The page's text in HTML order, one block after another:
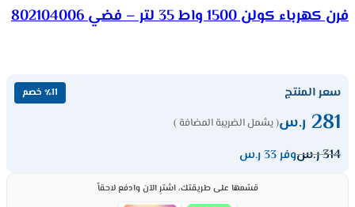
فرن كهرباء كولن 1500 واط 35 لتر – فضي 802104006
سعر المنتج ٪11 خصم
281 ر.س( يشمل الضريبة المضافة )
314ر.سوفر 33 ر.س
قسّمها على طريقتك، اشترِ الآن وادفع لاحقاً